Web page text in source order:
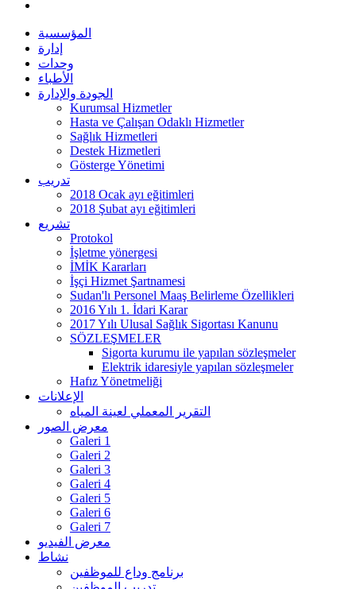
المؤسسية
إدارة
وحدات
الأطباء
الجودة والإدارة
Kurumsal Hizmetler
Hasta ve Çalışan Odaklı Hizmetler
Sağlık Hizmetleri
Destek Hizmetleri
Gösterge Yönetimi
تدريب
2018 Ocak ayı eğitimleri
2018 Şubat ayı eğitimleri
تشريع
Protokol
İşletme yönergesi
İMİK Kararları
İşçi Hizmet Şartnamesi
Sudan'lı Personel Maaş Belirleme Özellikleri
2016 Yılı 1. İdari Karar
2017 Yılı Ulusal Sağlık Sigortası Kanunu
SÖZLEŞMELER
Sigorta kurumu ile yapılan sözleşmeler
Elektrik idaresiyle yapılan sözleşmeler
Hafız Yönetmeliği
الإعلانات
التقرير المعملي لعينة المياه
معرض الصور
Galeri 1
Galeri 2
Galeri 3
Galeri 4
Galeri 5
Galeri 6
Galeri 7
معرض الفيديو
نشاط
برنامج وداع للموظفين